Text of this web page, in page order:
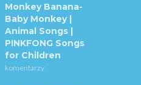
Monkey Banana-
Baby Monkey |
Animal Songs |
PINKFONG Songs
for Children
komentarzy